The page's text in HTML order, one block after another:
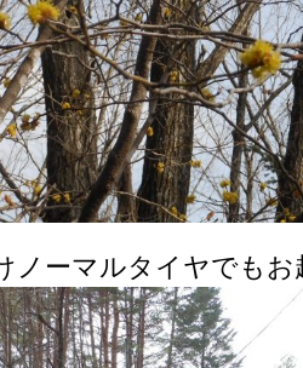
ノーマルタイヤでも